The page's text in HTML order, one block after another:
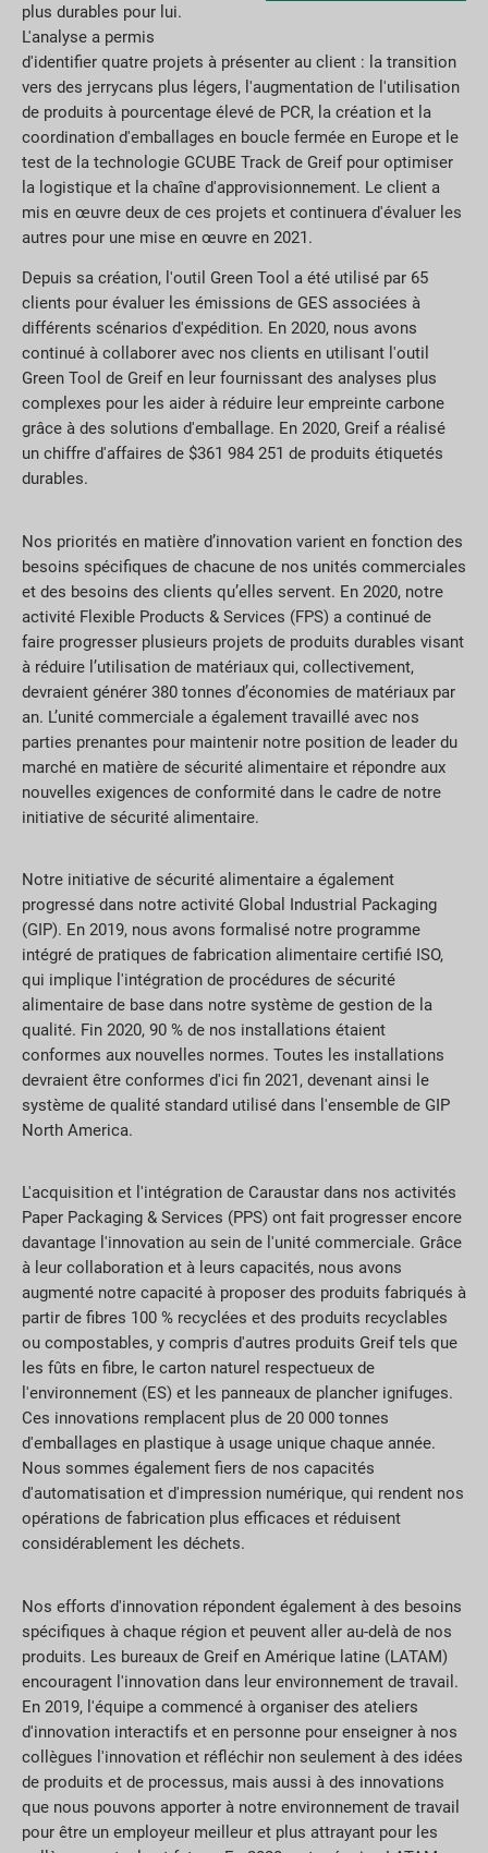
plus durables pour lui.
L'analyse a permis
d'identifier quatre projets à présenter au client : la transition
vers des jerrycans plus légers, l'augmentation de l'utilisation
de produits à pourcentage élevé de PCR, la création et la
coordination d'emballages en boucle fermée en Europe et le
test de la technologie GCUBE Track de Greif pour optimiser
la logistique et la chaîne d'approvisionnement. Le client a
mis en œuvre deux de ces projets et continuera d'évaluer les
autres pour une mise en œuvre en 2021.
Depuis sa création, l'outil Green Tool a été utilisé par 65
clients pour évaluer les émissions de GES associées à
différents scénarios d'expédition. En 2020, nous avons
continué à collaborer avec nos clients en utilisant l'outil
Green Tool de Greif en leur fournissant des analyses plus
complexes pour les aider à réduire leur empreinte carbone
grâce à des solutions d'emballage. En 2020, Greif a réalisé
un chiffre d'affaires de $361 984 251 de produits étiquetés
durables.
Nos priorités en matière d’innovation varient en fonction des
besoins spécifiques de chacune de nos unités commerciales
et des besoins des clients qu’elles servent. En 2020, notre
activité Flexible Products & Services (FPS) a continué de
faire progresser plusieurs projets de produits durables visant
à réduire l’utilisation de matériaux qui, collectivement,
devraient générer 380 tonnes d’économies de matériaux par
an. L’unité commerciale a également travaillé avec nos
parties prenantes pour maintenir notre position de leader du
marché en matière de sécurité alimentaire et répondre aux
nouvelles exigences de conformité dans le cadre de notre
initiative de sécurité alimentaire.
Notre initiative de sécurité alimentaire a également
progressé dans notre activité Global Industrial Packaging
(GIP). En 2019, nous avons formalisé notre programme
intégré de pratiques de fabrication alimentaire certifié ISO,
qui implique l'intégration de procédures de sécurité
alimentaire de base dans notre système de gestion de la
qualité. Fin 2020, 90 % de nos installations étaient
conformes aux nouvelles normes. Toutes les installations
devraient être conformes d'ici fin 2021, devenant ainsi le
système de qualité standard utilisé dans l'ensemble de GIP
North America.
L'acquisition et l'intégration de Caraustar dans nos activités
Paper Packaging & Services (PPS) ont fait progresser encore
davantage l'innovation au sein de l'unité commerciale. Grâce
à leur collaboration et à leurs capacités, nous avons
augmenté notre capacité à proposer des produits fabriqués à
partir de fibres 100 % recyclées et des produits recyclables
ou compostables, y compris d'autres produits Greif tels que
les fûts en fibre, le carton naturel respectueux de
l'environnement (ES) et les panneaux de plancher ignifuges.
Ces innovations remplacent plus de 20 000 tonnes
d'emballages en plastique à usage unique chaque année.
Nous sommes également fiers de nos capacités
d'automatisation et d'impression numérique, qui rendent nos
opérations de fabrication plus efficaces et réduisent
considérablement les déchets.
Nos efforts d'innovation répondent également à des besoins
spécifiques à chaque région et peuvent aller au-delà de nos
produits. Les bureaux de Greif en Amérique latine (LATAM)
encouragent l'innovation dans leur environnement de travail.
En 2019, l'équipe a commencé à organiser des ateliers
d'innovation interactifs et en personne pour enseigner à nos
collègues l'innovation et réfléchir non seulement à des idées
de produits et de processus, mais aussi à des innovations
que nous pouvons apporter à notre environnement de travail
pour être un employeur meilleur et plus attrayant pour les